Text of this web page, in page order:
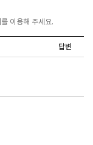
를 이용해 주세요.
답변